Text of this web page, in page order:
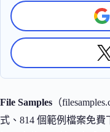
File Samples （
式、814 個範例檔案免